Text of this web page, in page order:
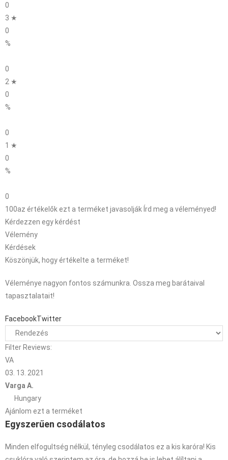
0
3 ★
0
%
0
2 ★
0
%
0
1 ★
0
%
0
100az értékelők ezt a terméket javasolják Írd meg a véleményed!
Kérdezzen egy kérdést
Vélemény
Kérdések
Köszönjük, hogy értékelte a terméket!
Véleménye nagyon fontos számunkra. Ossza meg barátaival
tapasztalatait!
FacebookTwitter
Filter Reviews:
VA
03. 13. 2021
Varga A.
Hungary
Ajánlom ezt a terméket
Egyszerűen csodálatos
Minden elfogultség nélkül, tényleg csodálatos ez a kis karóra! Kis